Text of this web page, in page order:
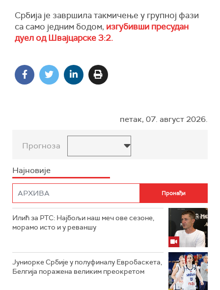
Србија је завршила такмичење у групној фази
са само једним бодом, изгубивши пресудан
дуел од Швајцарске 3:2.
петак, 07. август 2026.
Прогноза
Најновије
Илић за РТС: Најбољи наш меч ове сезоне,
морамо исто и у реваншу
Јуниорке Србије у полуфиналу Евробаскета,
Белгија поражена великим преокретом